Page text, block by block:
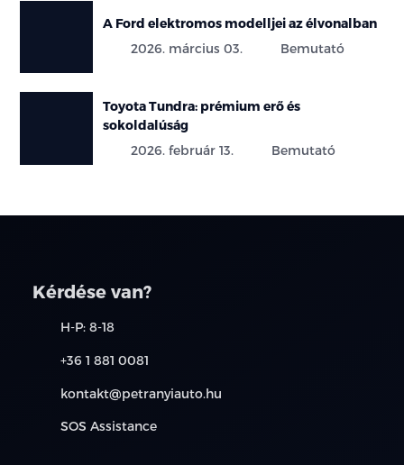
A Ford elektromos modelljei az élvonalban
2026. március 03.
Bemutató
Toyota Tundra: prémium erő és
sokoldalúság
2026. február 13.
Bemutató
Kérdése van?
H-P: 8-18
+36 1 881 0081
kontakt@petranyiauto.hu
SOS Assistance